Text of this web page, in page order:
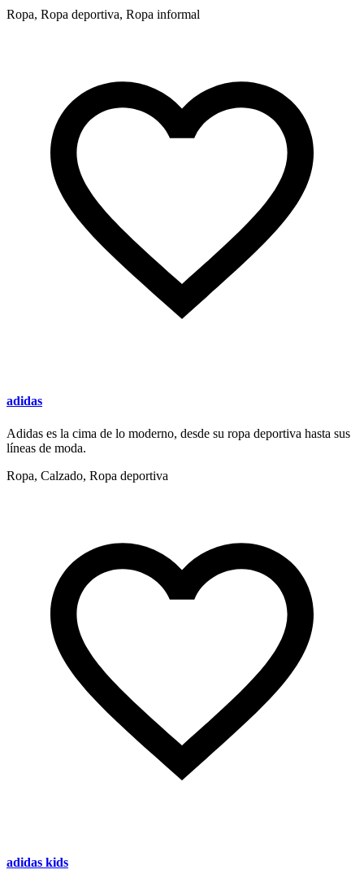
Ropa, Ropa deportiva, Ropa informal
adidas
Adidas es la cima de lo moderno, desde su ropa deportiva hasta sus
líneas de moda.
Ropa, Calzado, Ropa deportiva
adidas kids